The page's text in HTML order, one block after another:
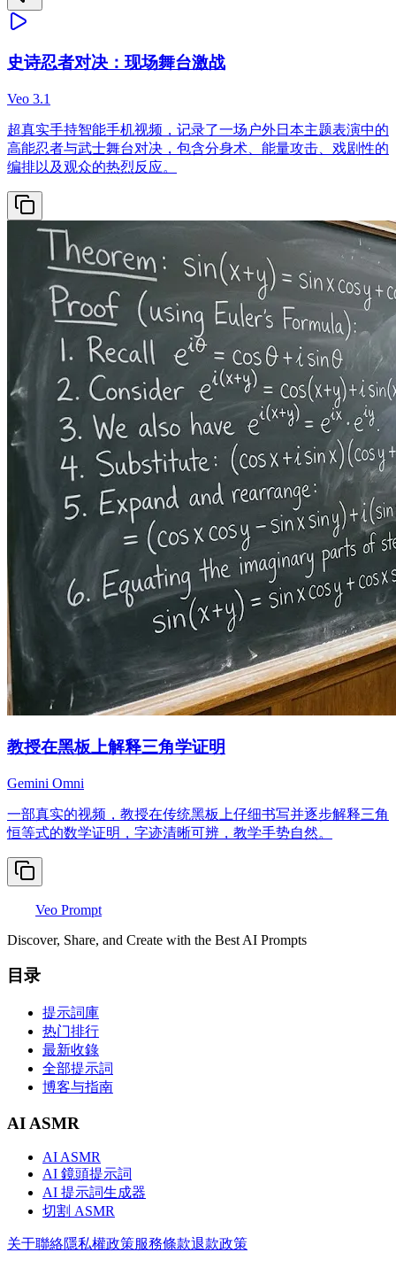
史诗忍者对决：现场舞台激战
Veo 3.1
超真实手持智能手机视频，记录了一场户外日本主题表演中的
高能忍者与武士舞台对决，包含分身术、能量攻击、戏剧性的
编排以及观众的热烈反应。
教授在黑板上解释三角学证明
Gemini Omni
一部真实的视频，教授在传统黑板上仔细书写并逐步解释三角
恒等式的数学证明，字迹清晰可辨，教学手势自然。
Veo Prompt
Discover, Share, and Create with the Best AI Prompts
目录
提示詞庫
热门排行
最新收錄
全部提示詞
博客与指南
AI ASMR
AI ASMR
AI 鏡頭提示詞
AI 提示詞生成器
切割 ASMR
关于聯絡隱私權政策服務條款退款政策